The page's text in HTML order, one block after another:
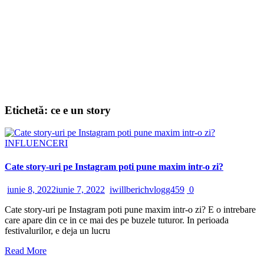
Etichetă: ce e un story
INFLUENCERI
Cate story-uri pe Instagram poti pune maxim intr-o zi?
iunie 8, 2022iunie 7, 2022 iwillberichvlogg459 0
Cate story-uri pe Instagram poti pune maxim intr-o zi? E o intrebare
care apare din ce in ce mai des pe buzele tuturor. In perioada
festivalurilor, e deja un lucru
Read More